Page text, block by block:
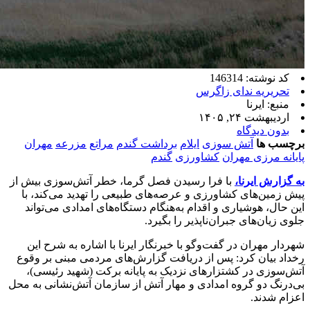
کد نوشته: 146314
تحریریه ندای زاگرس
منبع: ایرنا
اردیبهشت ۲۴, ۱۴۰۵
بدون دیدگاه
برچسب ها آتش سوزی ایلام برداشت گندم مراتع مزرعه مهران
پایانه مرزی مهران کشاورزی گندم
به گزارش ایرنا، با فرا رسیدن فصل گرما، خطر آتش‌سوزی بیش از
پیش زمین‌های کشاورزی و عرصه‌های طبیعی را تهدید می‌کند، با
این حال، هوشیاری و اقدام به‌هنگام دستگاه‌های امدادی می‌تواند
جلوی زیان‌های جبران‌ناپذیر را بگیرد.
شهردار مهران در گفت‌وگو با خبرنگار ایرنا با اشاره به شرح این
رخداد بیان کرد: پس از دریافت گزارش‌های مردمی مبنی بر وقوع
آتش‌سوزی در کشتزارهای نزدیک به پایانه برکت (شهید رئیسی)،
بی‌درنگ دو گروه امدادی و مهار آتش از سازمان آتش‌نشانی به محل
اعزام شدند.